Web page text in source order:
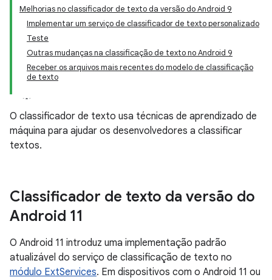
Melhorias no classificador de texto da versão do Android 9
Implementar um serviço de classificador de texto personalizado
Teste
Outras mudanças na classificação de texto no Android 9
Receber os arquivos mais recentes do modelo de classificação
de texto
O classificador de texto usa técnicas de aprendizado de
máquina para ajudar os desenvolvedores a classificar
textos.
Classificador de texto da versão do
Android 11
O Android 11 introduz uma implementação padrão
atualizável do serviço de classificação de texto no
módulo ExtServices. Em dispositivos com o Android 11 ou